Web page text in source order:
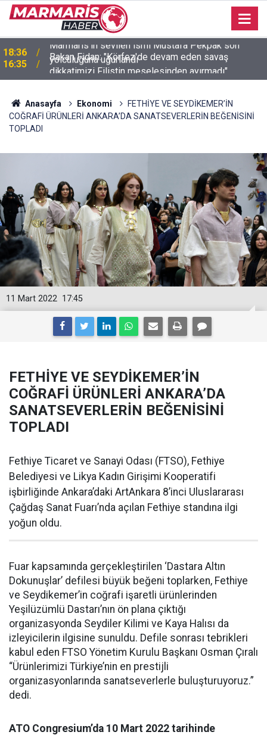
16:35
Bakan Fidan: "Körfez'de devam eden savaş
dikkatimizi Filistin meselesinden ayırmadı"
Anasayfa Ekonomi
FETHİYE VE SEYDİKEMER’İN
COĞRAFİ ÜRÜNLERİ ANKARA’DA SANATSEVERLERİN BEĞENİSİNİ
TOPLADI
17:45
11 Mart 2022
FETHİYE VE SEYDİKEMER’İN
COĞRAFİ ÜRÜNLERİ ANKARA’DA
SANATSEVERLERİN BEĞENİSİNİ
TOPLADI
Fethiye Ticaret ve Sanayi Odası (FTSO), Fethiye
Belediyesi ve Likya Kadın Girişimi Kooperatifi
işbirliğinde Ankara’daki ArtAnkara 8’inci Uluslararası
Çağdaş Sanat Fuarı’nda açılan Fethiye standına ilgi
yoğun oldu.
Fuar kapsamında gerçekleştirilen ‘Dastara Altın
Dokunuşlar’ defilesi büyük beğeni toplarken, Fethiye
ve Seydikemer’in coğrafi işaretli ürünlerinden
Yeşilüzümlü Dastarı’nın ön plana çıktığı
organizasyonda Seydiler Kilimi ve Kaya Halısı da
izleyicilerin ilgisine sunuldu. Defile sonrası tebrikleri
kabul eden FTSO Yönetim Kurulu Başkanı Osman Çıralı
“Ürünlerimizi Türkiye’nin en prestijli
organizasyonlarında sanatseverlerle buluşturuyoruz.”
dedi.
ATO Congresium’da 10 Mart 2022 tarihinde